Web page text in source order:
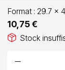
Format : 29.7 x
10,75 €
package_2 Stock
remove